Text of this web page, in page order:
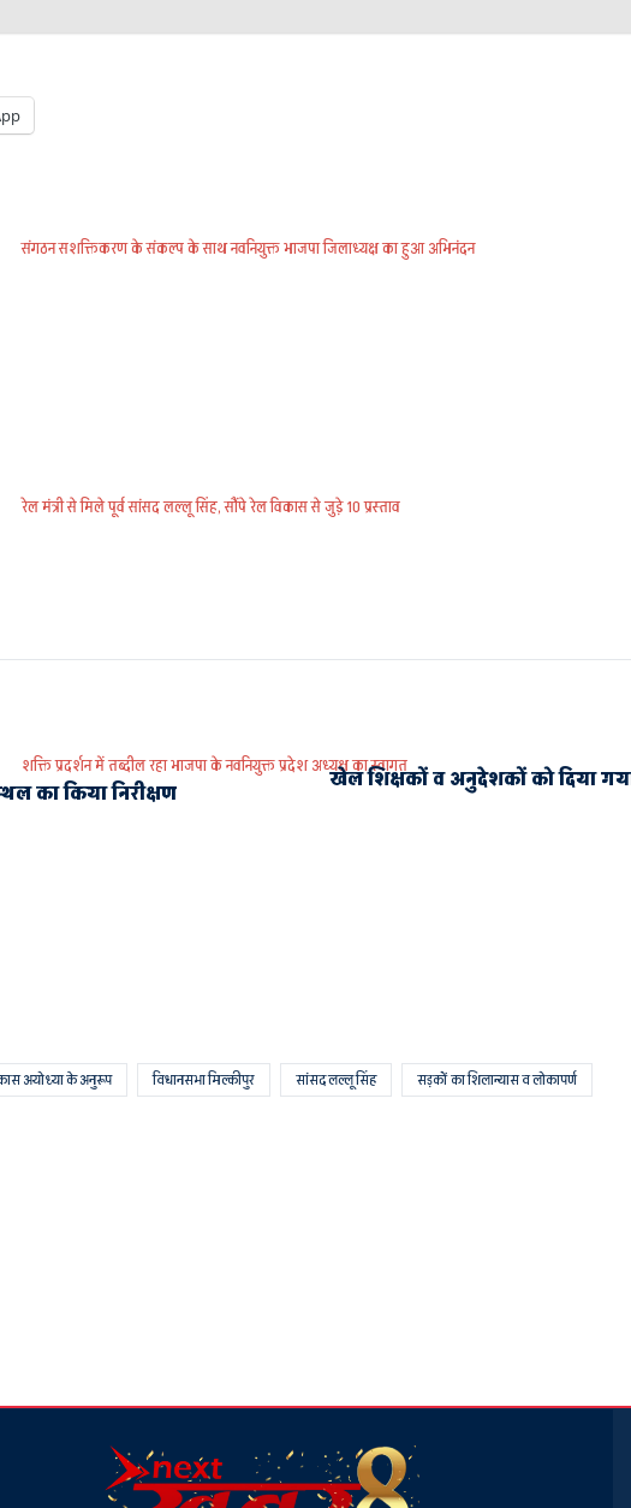
संगठन सशक्तिकरण के संकल्प के साथ नवनियुक्त भाजपा जिलाध्यक्ष का हुआ अभिनंदन
रेल मंत्री से मिले पूर्व सांसद लल्लू सिंह, सौंपे रेल विकास से जुड़े 10 प्रस्ताव
शक्ति प्रदर्शन में तब्दील रहा भाजपा के नवनियुक्त प्रदेश अध्यक्ष का स्वागत
अयोध्या के अनुरूप विधानसभा मिल्कीपुर सांसद लल्लू सिंह सड़कों का शिलान्यास व लोकापर्ण
का किया निरीक्षण
खेल शिक्षकों व अनुदेशकों को दिया